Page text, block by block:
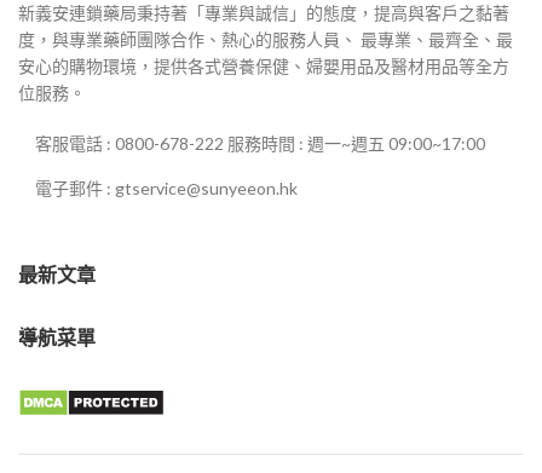
新義安連鎖藥局秉持著「專業與誠信」的態度，提高與客戶之黏著
度，與專業藥師團隊合作、熱心的服務人員、 最專業、最齊全、最
安心的購物環境，提供各式營養保健、婦嬰用品及醫材用品等全方
位服務。
客服電話 : 0800-678-222 服務時間 : 週一~週五 09:00~17:00
電子郵件 : gtservice@sunyeeon.hk
最新文章
導航菜單